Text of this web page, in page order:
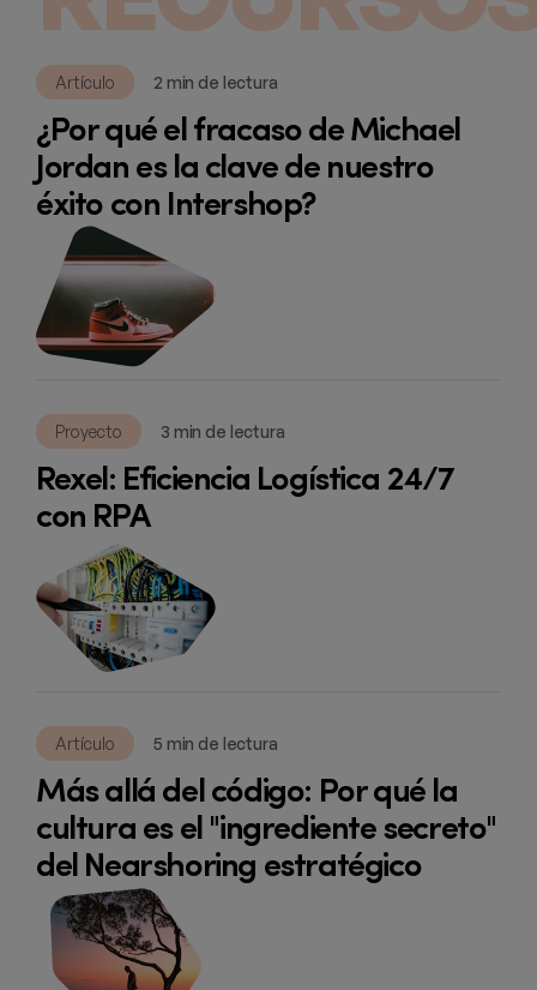
Artículo 2 min de lectura
¿Por qué el fracaso de Michael
Jordan es la clave de nuestro
éxito con Intershop?
Proyecto 3 min de lectura
Rexel: Eficiencia Logística 24/7
con RPA
Artículo 5 min de lectura
Más allá del código: Por qué la
cultura es el "ingrediente secreto"
del Nearshoring estratégico